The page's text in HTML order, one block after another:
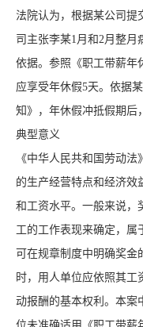
法院认为，根据某公司提
司主张李某1月和2月整月
依据。参照《职工带薪年
应享受年休假5天。依据
知》，年休假冲抵假期后
典型意义
《中华人民共和国劳动
的生产经营特点和经济效
和工资水平。一般来说，
工的工作表现来确定，属
可在规章制度中明确奖金
时，用人单位应依照其
动报酬的基本权利。本案